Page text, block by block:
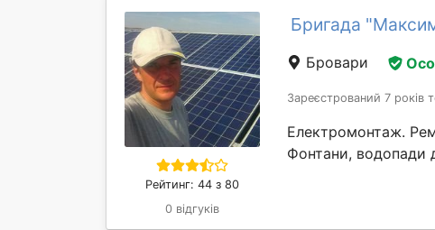
Рейтинг: 44 з 80
0 відгуків
Бригада
Бровари
Зареєстрований 7 років
Електромонтаж.
Фонтани, водопади